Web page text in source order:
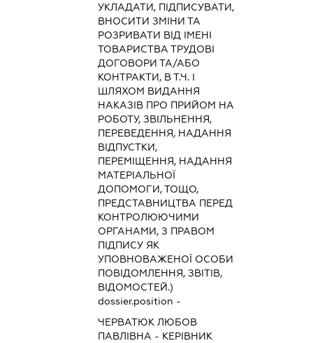
УКЛАДАТИ, ПІДПИСУВАТИ,
ВНОСИТИ ЗМІНИ ТА
РОЗРИВАТИ ВІД ІМЕНІ
ТОВАРИСТВА ТРУДОВІ
ДОГОВОРИ ТА/АБО
КОНТРАКТИ, В Т.Ч. І
ШЛЯХОМ ВИДАННЯ
НАКАЗІВ ПРО ПРИЙОМ НА
РОБОТУ, ЗВІЛЬНЕННЯ,
ПЕРЕВЕДЕННЯ, НАДАННЯ
ВІДПУСТКИ,
ПЕРЕМІЩЕННЯ, НАДАННЯ
МАТЕРІАЛЬНОЇ
ДОПОМОГИ, ТОЩО,
ПРЕДСТАВНИЦТВА ПЕРЕД
КОНТРОЛЮЮЧИМИ
ОРГАНАМИ, З ПРАВОМ
ПІДПИСУ ЯК
УПОВНОВАЖЕНОЇ ОСОБИ
ПОВІДОМЛЕННЯ, ЗВІТІВ,
ВІДОМОСТЕЙ.)
dossier.position -
ЧЕРВАТЮК ЛЮБОВ
ПАВЛІВНА - КЕРІВНИК